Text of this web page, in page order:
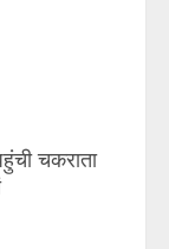
चकराता